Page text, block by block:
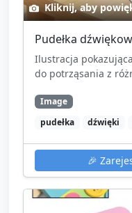
Kliknij, aby
Pudełka
Ilustracja
do potrząsania z
Image
pudełka
dźwięki
🎉